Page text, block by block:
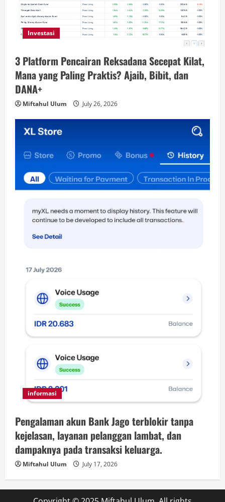
Investasi
3 Platform Pencairan Reksadana Secepat Kilat,
Mana yang Paling Praktis? Ajaib, Bibit, dan
DANA+
Miftahul Ulum July 26, 2026
informasi
Pengalaman akun Bank Jago terblokir tanpa
kejelasan, layanan pelanggan lambat, dan
dampaknya pada transaksi keluarga.
Miftahul Ulum July 17, 2026